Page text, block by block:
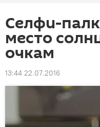
Селфи-
место
очкам
13:44 22.07.2016